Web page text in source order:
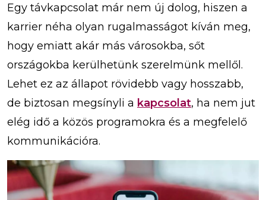
Egy távkapcsolat már nem új dolog, hiszen a
karrier néha olyan rugalmasságot kíván meg,
hogy emiatt akár más városokba, sőt
országokba kerülhetünk szerelmünk mellől.
Lehet ez az állapot rövidebb vagy hosszabb,
de biztosan megsínyli a kapcsolat, ha nem jut
elég idő a közös programokra és a megfelelő
kommunikációra.